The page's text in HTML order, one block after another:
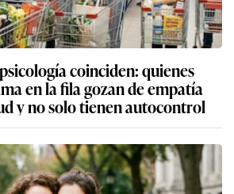
coinciden: quienes
en la fila gozan de empatía
y no solo tienen autocontrol